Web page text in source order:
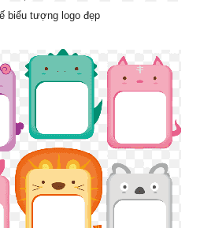
biểu tượng logo đẹp